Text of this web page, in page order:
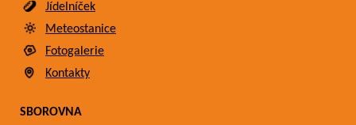
Jídelníček
Meteostanice
Fotogalerie
Kontakty
SBOROVNA